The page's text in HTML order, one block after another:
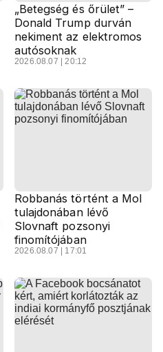
„Betegség és őrület” –
Donald Trump durván
nekiment az elektromos
autósoknak
2026.08.07 | 20:12
Robbanás történt a Mol
tulajdonában lévő
Slovnaft pozsonyi
finomítójában
2026.08.07 | 17:01